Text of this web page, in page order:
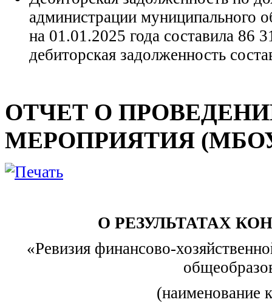
администрации муниципального
на 01.01.2025 года составила 86
дебиторская задолженность
ОТЧЕТ О
МЕРОПРИЯТИЯ (МБОУ
О РЕЗУЛЬТАТАХ
«Ревизия финансово-
(наименование